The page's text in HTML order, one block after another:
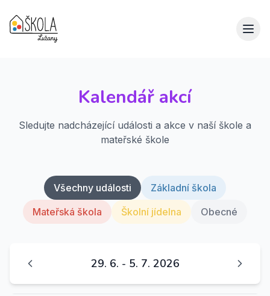
Kalendář akcí
Sledujte nadcházející události a akce v naší škole a
mateřské škole
Všechny události
Základní škola
Mateřská škola
Školní jídelna Obecné
29. 6. - 5. 7. 2026